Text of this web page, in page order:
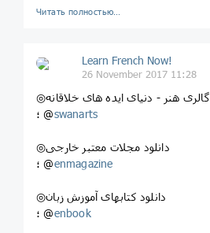
Читать полностью…
Learn French Now!
26 November 2017 11:28
◎گالری هنر - دنیای ایده های خلاقانه
؛ @swanarts
◎دانلود مجلات معتبر خارجی
؛ @enmagazine
◎دانلود کتابهای آموزش زبان
؛ @enbook